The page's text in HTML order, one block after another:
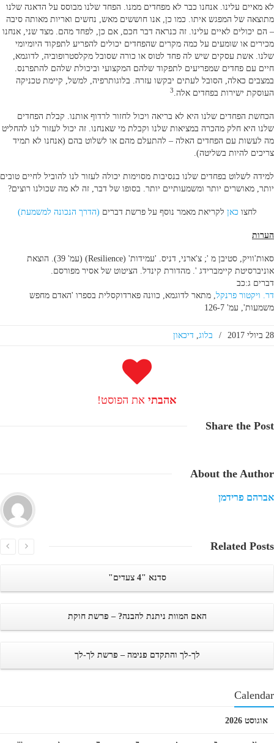
לא מאיים עלינו. אנחנו כבר לא מפחדים ממנו. הפחד שלנו מבוסס על הדאגה שלנו
מתוצאה של המפגש איתו. כמו כן, אנו חוששים מאש, נחשים ואריות מאותה סיבה
– הם יכולים לאיים עלינו. זה כנראה דבר חכם, אם כן, לפחד מהם. מצד שני, אנחנו
מכירים או שומעים על כמה מקרים שהפחדים יכולים להפריע לתפקוד היומיומי
שלנו. אשת עסקים שיש לה פחד לטוס או כורה שסובל מקלסטרופוביה, לדוגמא,
חיים עם פחדים שמפריעים לתפקוד שלהם המקצועי וביכולת שלהם להתפרנס.
במצבים כאלה, הסובל לעתים יבקשו עזרה. בלוגותרפיה, למשל, קיימת טכניקה
העוסקת ישירות בפחדים אלה.3
הכחשת הפחדים שלנו היא לא בריאה ויכול לחזור לרדוף אותנו. קבלת הפחדים
שלנו היא חלק מהכרה במציאות שלנו וקבלת מי שאנחנו. זה יכול לעזור לנו להחליט
מה לעשות עם הפחדים האלה – להתעלם מהם או לשלוט בהם (אנחנו לא תמיד
צריכים להיות בשליטה).
למידה לשלוט בפחדים שלנו בנסיבות מסוימות יכולה לעזור לנו להוביל לחיים טובים
יותר, מאושרים יותר ומשמעותיים יותר. בסופו של דבר, זה לא מה שכולנו רוצים?
לחצו כאן לקריאת מאמר נוסף על פרשת דברים (הדרך הנכונה למשמעת)
הערות
סאות'וויק, סטיבן מ '; צ'ארני, דניס. 'עמידות' (Resilience) (עמ' 39). הוצאת
אוניברסיטת קיימברידג '. מהדורת קינדל. הציטוט של אסיר מפורסם.
דברים ג:כב
דר. ויקטור פרנקל, מתאר לדוגמא, כוונה פארדוקסלית בספרו 'האדם מחפש
משמעות', עמ' 126-7
28 ביולי 2017 / בלוג, דיכאון
אהבתי את הפוסט!
Share the Post
About the Author
אברהם פרידמן
Related Posts
סדנא "4 צעדים"
האם המוות ניתנת להבנה? – פרשת חוקת
לך-לך והתקדם פנימה – פרשת לך-לך
Calendar
אוגוסט 2026